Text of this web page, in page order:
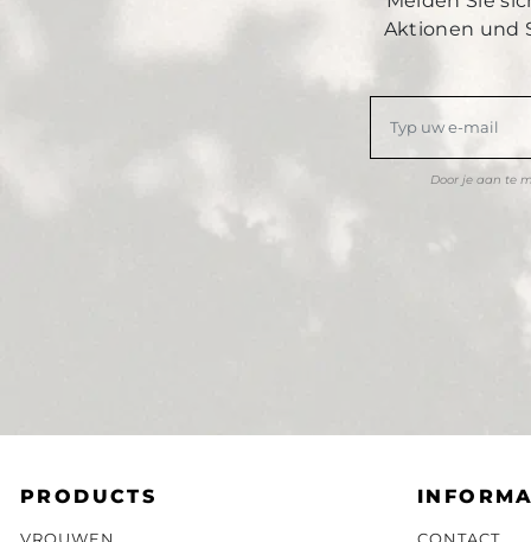
Aktionen und
Door je aan te
PRODUCTS